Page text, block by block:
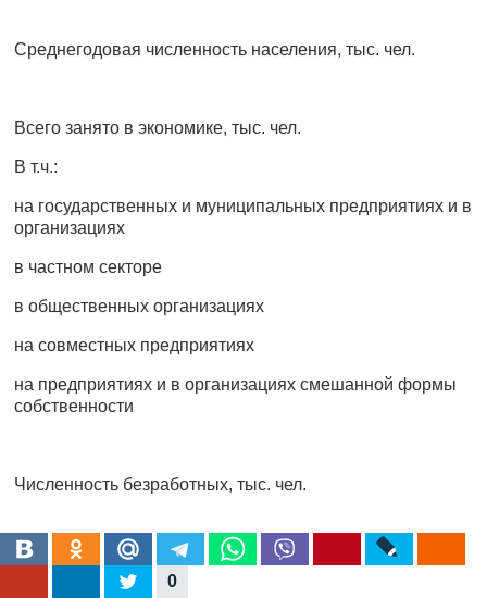
Среднегодовая численность населения, тыс. чел.
Всего занято в экономике, тыс. чел.
В т.ч.:
на государственных и муниципальных предприятиях и в
организациях
в частном секторе
в общественных организациях
на совместных предприятиях
на предприятиях и в организациях смешанной формы
собственности
Численность безработных, тыс. чел.
Определите за каждый период:
уровень безработицы,
0